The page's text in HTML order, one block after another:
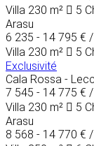
Villa 230 m² 5
Arasu
6 235 - 14 795 €
Villa 230 m² 5
Exclusivité
Cala Rossa -
7 545 - 14 775 €
Villa 230 m² 5
Arasu
8 568 - 14 770 €